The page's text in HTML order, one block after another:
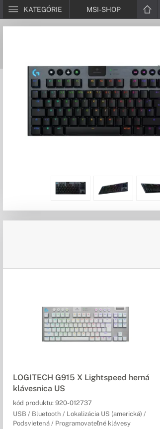
KATEGÓRIE MSI-SHOP
LOGITECH G915 X Lightspeed herná
klávesnica US
kód produktu: 920-012737
USB / Bluetooth / Lokalizácia US (americká) /
Podsvietená / Programovateľné klávesy